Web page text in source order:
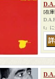
[在
t』